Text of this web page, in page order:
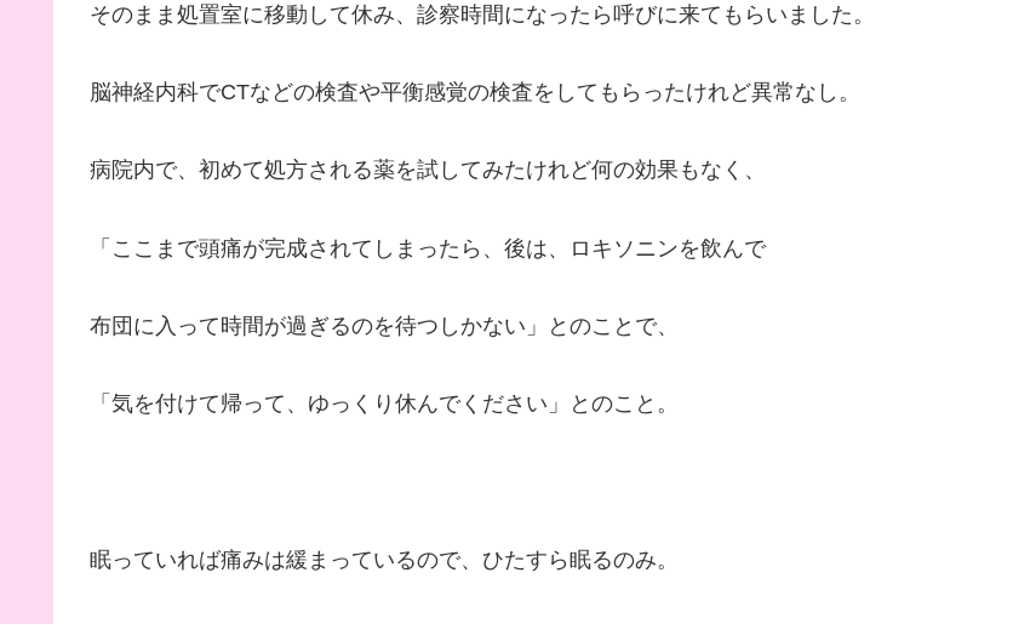
そのまま処置室に移動して休み、診察時間になったら呼びに来てもらいました。
脳神経内科でCTなどの検査や平衡感覚の検査をしてもらったけれど異常なし。
病院内で、初めて処方される薬を試してみたけれど何の効果もなく、
「ここまで頭痛が完成されてしまったら、後は、ロキソニンを飲んで
布団に入って時間が過ぎるのを待つしかない」とのことで、
「気を付けて帰って、ゆっくり休んでください」とのこと。
眠っていれば痛みは緩まっているので、ひたすら眠るのみ。